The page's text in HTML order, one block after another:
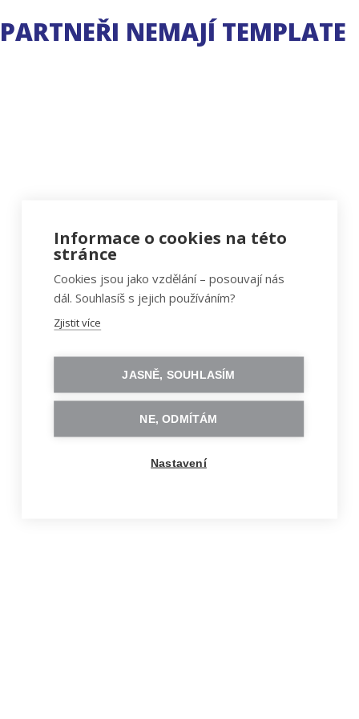
PARTNEŘI NEMAJÍ TEMPLATE
Informace o cookies na této
stránce
Cookies jsou jako vzdělání – posouvají nás
dál. Souhlasíš s jejich používáním?
Zjistit více
JASNĚ, SOUHLASÍM
NE, ODMÍTÁM
Nastavení